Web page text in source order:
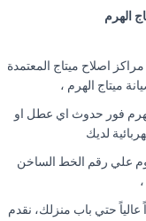
الهرم
اصلاح ميتاج المعتمدة
ميتاج الهرم ،
فور حدوث اي عطل او
لديك
علي رقم الخط الساخن
حتي باب منزلك، نقدم